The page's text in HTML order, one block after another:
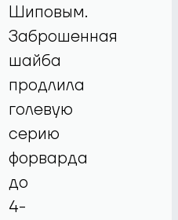
Шиповым.
Заброшенная
шайба
продлила
голевую
серию
форварда
до
4-